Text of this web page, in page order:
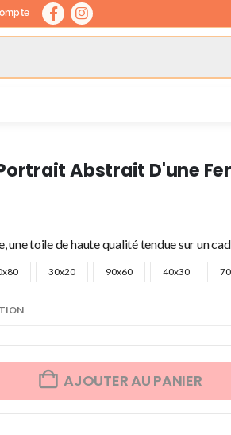
Abstrait D'une
une toile de haute qualité tendue sur un
30x20 90x60 40x30
AJOUTER AU PANIER